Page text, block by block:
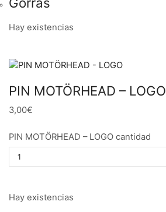
Hay existencias
PIN MOTÖRHEAD – LOGO
3,00€
PIN MOTÖRHEAD – LOGO cantidad
Hay existencias